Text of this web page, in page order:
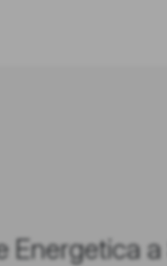
Energetica a